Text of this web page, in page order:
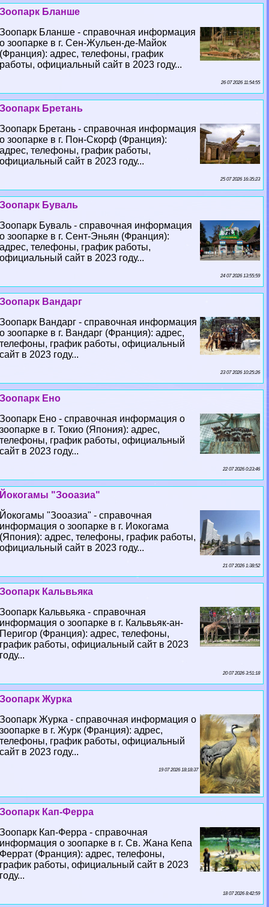
Зоопарк Бланше
Зоопарк Бланше - справочная информация
о зоопарке в г. Сен-Жульен-де-Майок
(Франция): адрес, телефоны, график
работы, официальный сайт в 2023 году...
26 07 2026 11:54:55
Зоопарк Бретань
Зоопарк Бретань - справочная информация
о зоопарке в г. Пон-Скорф (Франция):
адрес, телефоны, график работы,
официальный сайт в 2023 году...
25 07 2026 16:35:23
Зоопарк Буваль
Зоопарк Буваль - справочная информация
о зоопарке в г. Сент-Эньян (Франция):
адрес, телефоны, график работы,
официальный сайт в 2023 году...
24 07 2026 13:55:59
Зоопарк Вандарг
Зоопарк Вандарг - справочная информация
о зоопарке в г. Вандарг (Франция): адрес,
телефоны, график работы, официальный
сайт в 2023 году...
23 07 2026 10:25:26
Зоопарк Ено
Зоопарк Ено - справочная информация о
зоопарке в г. Токио (Япония): адрес,
телефоны, график работы, официальный
сайт в 2023 году...
22 07 2026 0:23:46
Йокогамы "Зооазиа"
Йокогамы "Зооазиа" - справочная
информация о зоопарке в г. Иокогама
(Япония): адрес, телефоны, график работы,
официальный сайт в 2023 году...
21 07 2026 1:38:52
Зоопарк Кальвьяка
Зоопарк Кальвьяка - справочная
информация о зоопарке в г. Кальвьяк-ан-
Перигор (Франция): адрес, телефоны,
график работы, официальный сайт в 2023
году...
20 07 2026 3:51:18
Зоопарк Журка
Зоопарк Журка - справочная информация о
зоопарке в г. Журк (Франция): адрес,
телефоны, график работы, официальный
сайт в 2023 году...
19 07 2026 18:18:37
Зоопарк Кап-Ферра
Зоопарк Кап-Ферра - справочная
информация о зоопарке в г. Св. Жана Кепа
Феррат (Франция): адрес, телефоны,
график работы, официальный сайт в 2023
году...
18 07 2026 8:42:59